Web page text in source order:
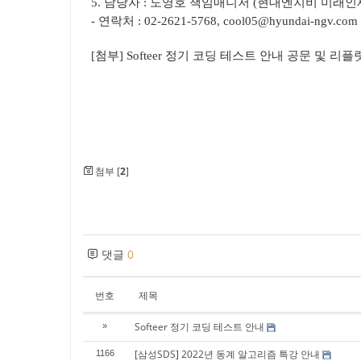
- 연락처 : 02-2621-5768, cool05@hyundai-ngv.com
[첨부] Softeer 정기 코딩 테스트 안내 공문 및 리플
첨부 [2]
댓글 0
번호 제목
» Softeer 정기 코딩 테스트 안내
1166 [삼성SDS] 2022년 동계 알고리즘 특강 안내